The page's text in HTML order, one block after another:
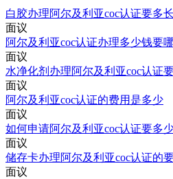
白胶办理阿尔及利亚coc认证要多
面议
阿尔及利亚coc认证办理多少钱要
面议
水净化剂办理阿尔及利亚coc认证
面议
阿尔及利亚coc认证的费用是多少
面议
如何申请阿尔及利亚coc认证要多
面议
储存卡办理阿尔及利亚coc认证的
面议